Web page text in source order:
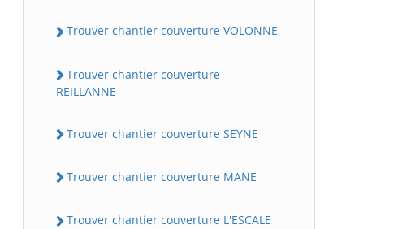
Trouver chantier couverture VOLONNE
Trouver chantier couverture
REILLANNE
Trouver chantier couverture SEYNE
Trouver chantier couverture MANE
Trouver chantier couverture L'ESCALE